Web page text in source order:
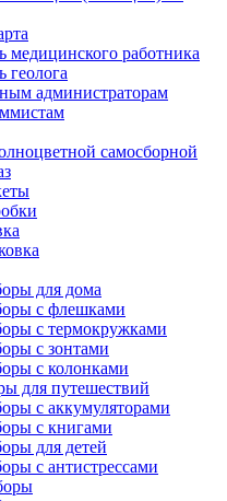
медицинского работника
геолога
администраторам
самосборной
для дома
с флешками
с термокружками
с зонтами
с колонками
для путешествий
с аккумуляторами
с книгами
для детей
с антистрессами